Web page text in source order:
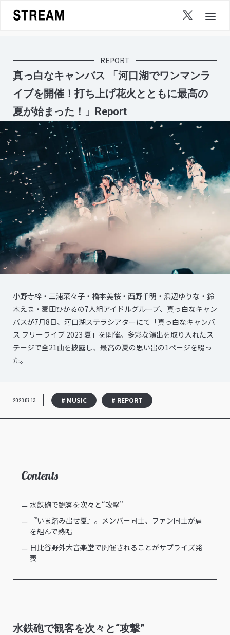
content
REPORT
真っ白なキャンバス 「河口湖でワンマンラ
イブを開催！打ち上げ花火とともに最高の
夏が始まった！」Report
小野寺梓・三浦菜々子・橋本美桜・西野千明・浜辺ゆりな・鈴
木えま・麦田ひかるの7人組アイドルグループ、真っ白なキャン
バスが7月8日、河口湖ステラシアターにて「真っ白なキャンバ
ス フリーライブ 2023 夏」を開催。多彩な演出を取り入れたス
テージで全21曲を披露し、最高の夏の思い出の1ページを綴っ
た。
2023.07.13 # MUSIC # REPORT
Contents
水鉄砲で観客を次々と“攻撃”
『いま踏み出せ夏』。メンバー同士、ファン同士が肩
を組んで熱唱
日比谷野外大音楽堂で開催されることがサプライズ発
表
水鉄砲で観客を次々と“攻撃”